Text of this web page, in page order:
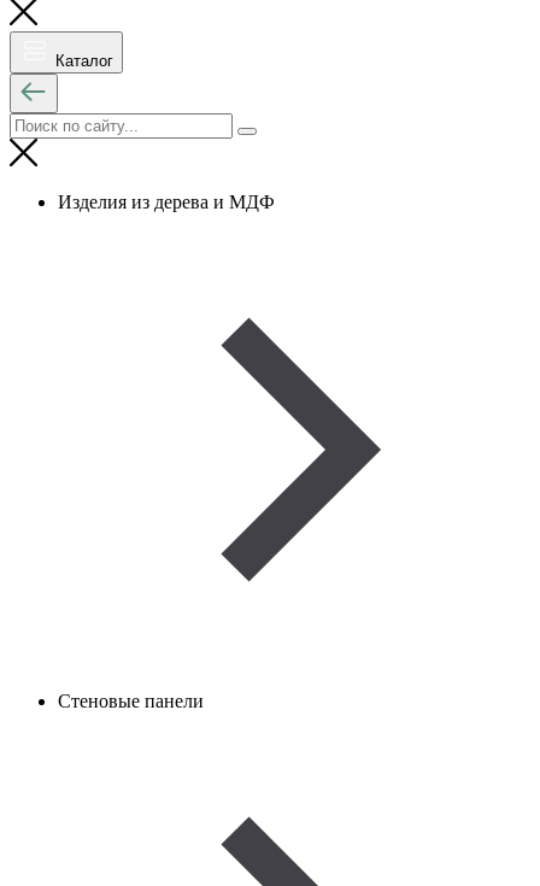
Каталог
Изделия из дерева и МДФ
Стеновые панели